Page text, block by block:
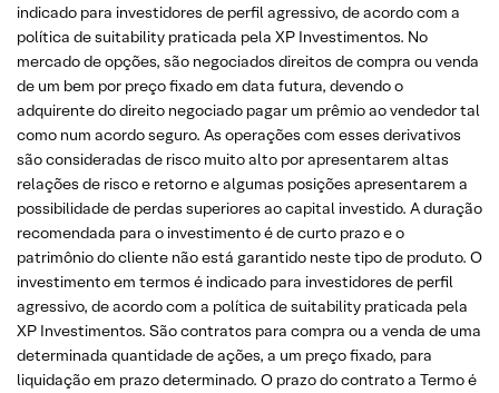
indicado para investidores de perfil agressivo, de acordo com a
política de suitability praticada pela XP Investimentos. No
mercado de opções, são negociados direitos de compra ou venda
de um bem por preço fixado em data futura, devendo o
adquirente do direito negociado pagar um prêmio ao vendedor tal
como num acordo seguro. As operações com esses derivativos
são consideradas de risco muito alto por apresentarem altas
relações de risco e retorno e algumas posições apresentarem a
possibilidade de perdas superiores ao capital investido. A duração
recomendada para o investimento é de curto prazo e o
patrimônio do cliente não está garantido neste tipo de produto. O
investimento em termos é indicado para investidores de perfil
agressivo, de acordo com a política de suitability praticada pela
XP Investimentos. São contratos para compra ou a venda de uma
determinada quantidade de ações, a um preço fixado, para
liquidação em prazo determinado. O prazo do contrato a Termo é